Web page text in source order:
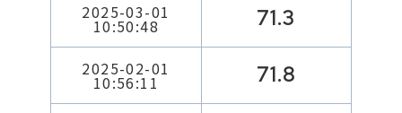
2025-03-01
10:50:48 71.3
2025-02-01
10:56:11 71.8